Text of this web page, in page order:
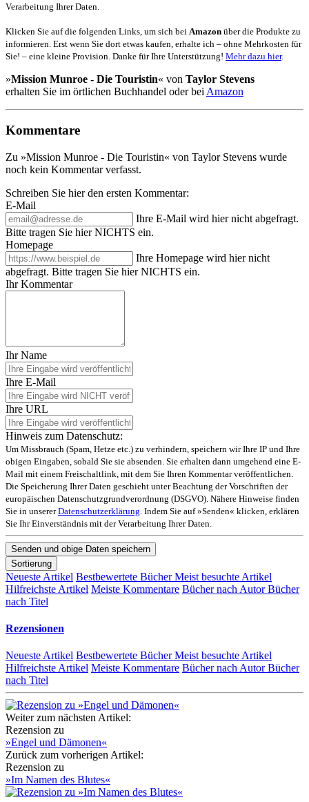
Verarbeitung Ihrer Daten.
Klicken Sie auf die folgenden Links, um sich bei Amazon über die Produkte zu
informieren. Erst wenn Sie dort etwas kaufen, erhalte ich – ohne Mehrkosten für
Sie! – eine kleine Provision. Danke für Ihre Unterstützung! Mehr dazu hier.
»Mission Munroe - Die Touristin« von Taylor Stevens
erhalten Sie im örtlichen Buchhandel oder bei Amazon
Kommentare
Zu »Mission Munroe - Die Touristin« von Taylor Stevens wurde
noch kein Kommentar verfasst.
Schreiben Sie hier den ersten Kommentar:
E-Mail
Ihre E-Mail wird hier nicht abgefragt.
Bitte tragen Sie hier NICHTS ein.
Homepage
Ihre Homepage wird hier nicht
abgefragt. Bitte tragen Sie hier NICHTS ein.
Ihr Kommentar
Ihr Name
Ihre E-Mail
Ihre URL
Hinweis zum Datenschutz:
Um Missbrauch (Spam, Hetze etc.) zu verhindern, speichern wir Ihre IP und Ihre
obigen Eingaben, sobald Sie sie absenden. Sie erhalten dann umgehend eine E-
Mail mit einem Freischaltlink, mit dem Sie Ihren Kommentar veröffentlichen.
Die Speicherung Ihrer Daten geschieht unter Beachtung der Vorschriften der
europäischen Datenschutzgrundverordnung (DSGVO). Nähere Hinweise finden
Sie in unsererDatenschutzerklärung . Indem Sie auf »Senden« klicken, erklären
Sie Ihr Einverständnis mit der Verarbeitung Ihrer Daten.
Sortierung
Neueste Artikel Bestbewertete BücherMeist besuchte Artikel
Hilfreichste Artikel Meiste Kommentare Bücher nach AutorBücher
nach Titel
Rezensionen
Neueste Artikel Bestbewertete BücherMeist besuchte Artikel
Hilfreichste Artikel Meiste Kommentare Bücher nach AutorBücher
nach Titel
Weiter zum nächsten Artikel:
Rezension zu
»Engel und Dämonen«
Zurück zum vorherigen Artikel:
Rezension zu
»Im Namen des Blutes«